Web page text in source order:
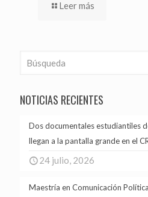
Leer más
NOTICIAS RECIENTES
Dos documentales estudiantiles
llegan a la pantalla grande en el
24 julio, 2026
Maestría en Comunicación